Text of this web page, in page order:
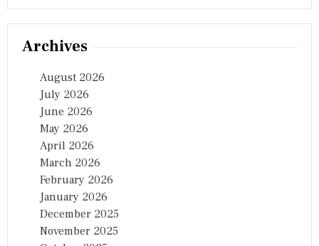
Archives
August 2026
July 2026
June 2026
May 2026
April 2026
March 2026
February 2026
January 2026
December 2025
November 2025